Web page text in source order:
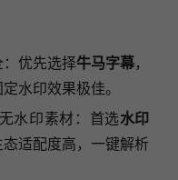
优先选择牛马字幕，
水印效果极佳。
水印素材：首选水印
适配度高，一键解析